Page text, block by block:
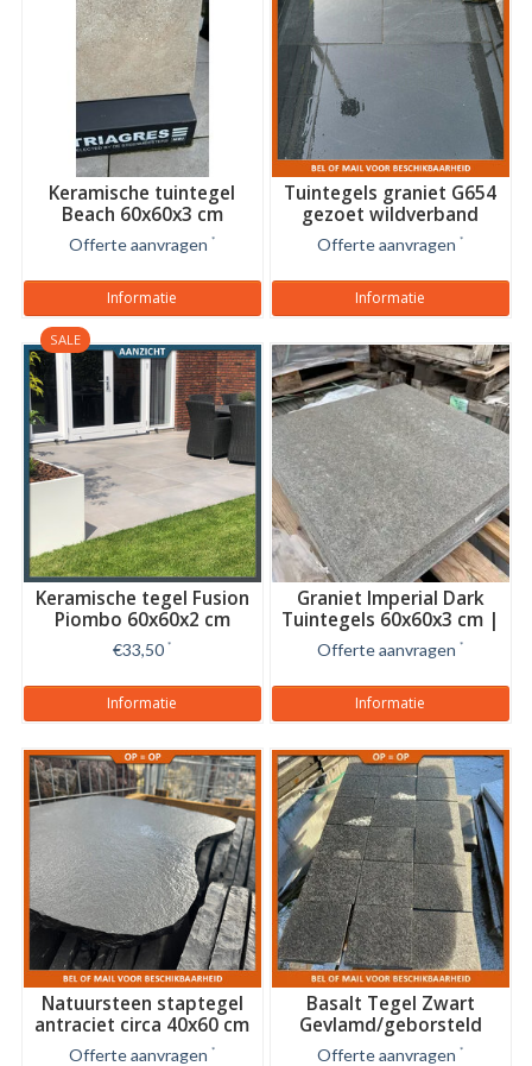
SALE
Keramische tuintegel
Beach 60x60x3 cm
Offerte aanvragen *
Informatie
Tuintegels graniet G654
gezoet wildverband
Offerte aanvragen *
Informatie
Keramische tegel Fusion
Piombo 60x60x2 cm
€33,50 *
Informatie
Graniet Imperial Dark
Tuintegels 60x60x3 cm |
Laatste Partij OP=OP
Offerte aanvragen *
Informatie
Natuursteen staptegel
antraciet circa 40x60 cm
Offerte aanvragen *
Basalt Tegel Zwart
Gevlamd/geborsteld
20x20x2 cm
Offerte aanvragen *